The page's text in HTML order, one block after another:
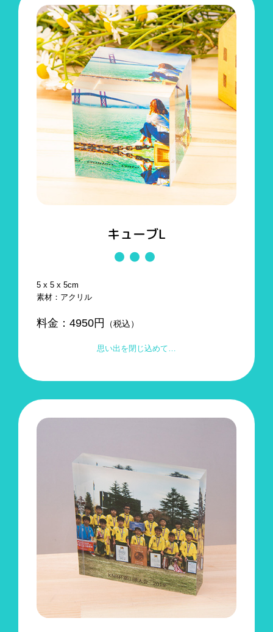
キューブL
5 x 5 x 5cm
素材：アクリル
料金： 4950円 （税込）
思い出を閉じ込めて…